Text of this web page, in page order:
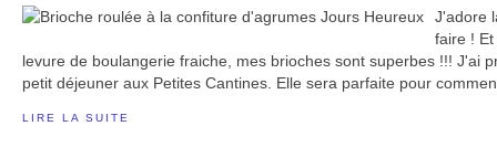
J'adore
faire !
levure de boulangerie fraiche, mes brioches sont superbes !!! J'ai
petit déjeuner aux Petites Cantines. Elle sera parfaite pour
LIRE LA SUITE